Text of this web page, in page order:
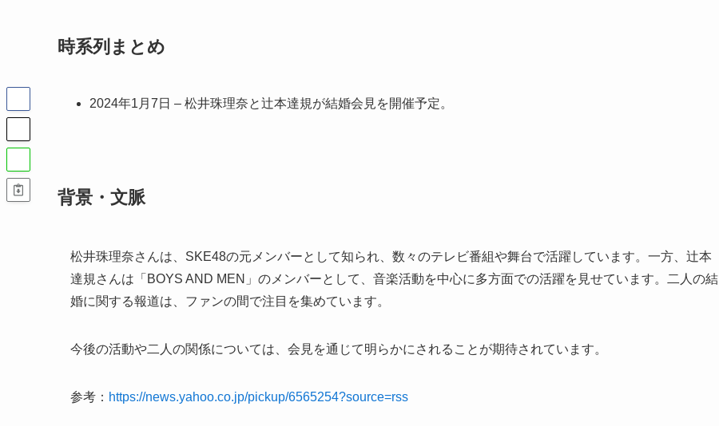
時系列まとめ
2024年1月7日 – 松井珠理奈と辻本達規が結婚会見を開催予定。
背景・文脈
松井珠理奈さんは、SKE48の元メンバーとして知られ、数々のテレビ番組や舞台で活躍しています。一方、辻本
達規さんは「BOYS AND MEN」のメンバーとして、音楽活動を中心に多方面での活躍を見せています。二人の結
婚に関する報道は、ファンの間で注目を集めています。
今後の活動や二人の関係については、会見を通じて明らかにされることが期待されています。
参考： https://news.yahoo.co.jp/pickup/6565254?source=rss